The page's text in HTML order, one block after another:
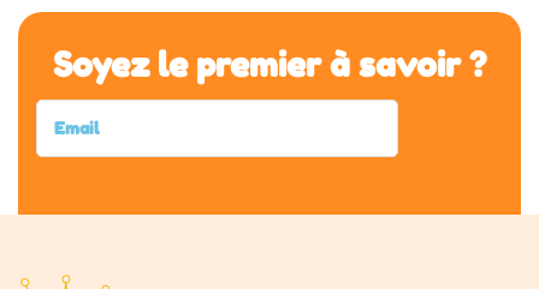
Soyez le premier à savoir ?